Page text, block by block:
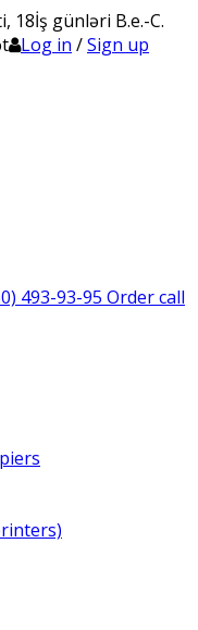
18İş günləri B.e.-C.
Log in /Sign up
493-93-95 Order call